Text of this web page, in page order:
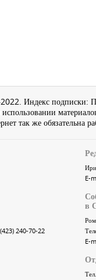
Индекс подписки:
так же обязательна
240-70-22
E-
в
E-